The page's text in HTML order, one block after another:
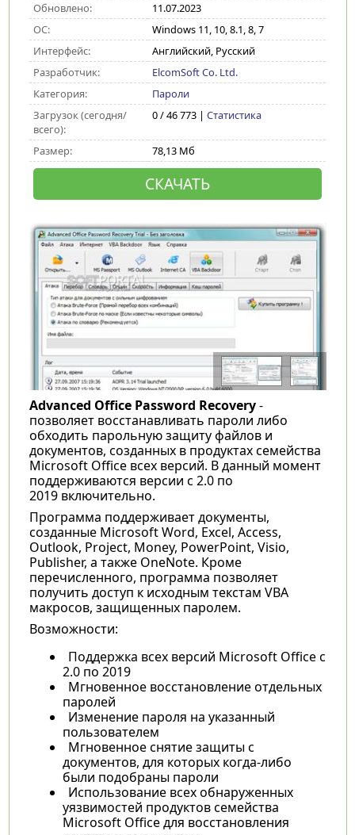
Обновлено:
11.07.2023
ОС:
Windows 11, 10, 8.1, 8, 7
Интерфейс:
Английский, Русский
Разработчик:
ElcomSoft Co. Ltd.
Категория:
Пароли
Загрузок (сегодня/
всего):
0 / 46 773 | Статистика
Размер: 78,13 Мб
СКАЧАТЬ
Advanced Office Password Recovery-
позволяет восстанавливать пароли либо
обходить парольную защиту файлов и
документов, созданных в продуктах семейства
Microsoft Office всех версий. В данный момент
поддерживаются версии с 2.0 по
2019 включительно.
Программа поддерживает документы,
созданные Microsoft Word, Excel, Access,
Outlook, Project, Money, PowerPoint, Visio,
Publisher, а также OneNote. Кроме
перечисленного, программа позволяет
получить доступ к исходным текстам VBA
макросов, защищенных паролем.
Возможности:
Поддержка всех версий Microsoft Office с
2.0 по 2019
Мгновенное восстановление отдельных
паролей
Изменение пароля на указанный
пользователем
Мгновенное снятие защиты с
документов, для которых когда-либо
были подобраны пароли
Использование всех обнаруженных
уязвимостей продуктов семейства
Microsoft Office для восстановления